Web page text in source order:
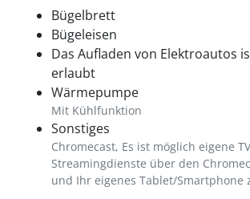
Bügelbrett
Bügeleisen
Das Aufladen von Elektroautos
erlaubt
Wärmepumpe
Mit Kühlfunktion
Sonstiges
Chromecast, Es ist möglich eigene
Streamingdienste über den
und Ihr eigenes Tablet/Smartphone